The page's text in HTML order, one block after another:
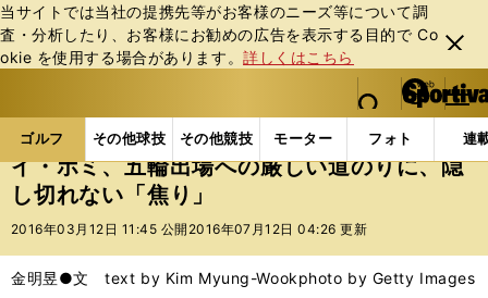
当サイトでは当社の提携先等がお客様のニーズ等について調
査・分析したり、お客様にお勧めの広告を表⽰する⽬的で Co
okie を使⽤する場合があります。詳しくはこちら
閉じ
る
web Sportiva (webスポルティーバ)
検索
マイペ
ー
ジ
メニュ
ゴルフ その他球技 その他競技 モーター フォト 連
ス
ポ
ル
バ
ゴルフの記事一覧 ゴルフ 女子ゴルフ イ・ボミ
イ・ボミ、五輪出場への厳しい道のりに、隠
し切れない「焦り」
2016年03月12日 11:45 公開 2016年07月12日 04:26 更新
金明昱●文 text by Kim Myung-Wookphoto by Getty Images